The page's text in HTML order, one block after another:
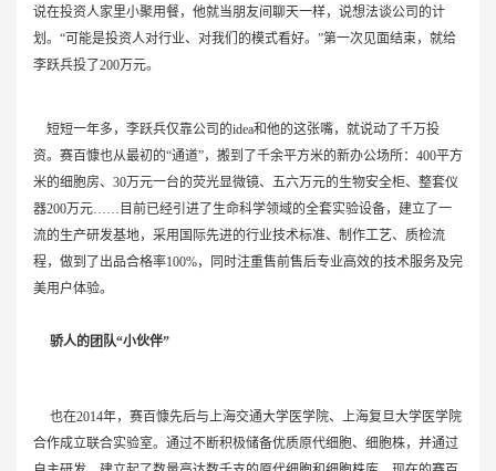
说在投资人家里小聚用餐，他就当朋友间聊天一样，说想法谈公司的计
划。“可能是投资人对行业、对我们的模式看好。”第一次见面结束，就给
李跃兵投了200万元。
短短一年多，李跃兵仅靠公司的idea和他的这张嘴，就说动了千万投
资。赛百慷也从最初的“通道”，搬到了千余平方米的新办公场所：400平方
米的细胞房、30万元一台的荧光显微镜、五六万元的生物安全柜、整套仪
器200万元……目前已经引进了生命科学领域的全套实验设备，建立了一
流的生产研发基地，采用国际先进的行业技术标准、制作工艺、质检流
程，做到了出品合格率100%，同时注重售前售后专业高效的技术服务及完
美用户体验。
骄人的团队“小伙伴”
也在2014年，赛百慷先后与上海交通大学医学院、上海复旦大学医学院
合作成立联合实验室。通过不断积极储备优质原代细胞、细胞株，并通过